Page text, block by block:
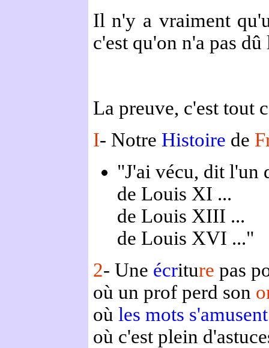
Il n'y a vraiment
c'est qu'on n'a pas
La preuve, c'est tout
I- Notre Histoire de
"J'ai vécu, dit l'un
de Louis XI ...
de Louis XIII ...
de Louis XVI ..."
2- Une écriture pas
où un prof perd son
où les mots s'amusent
où c'est plein